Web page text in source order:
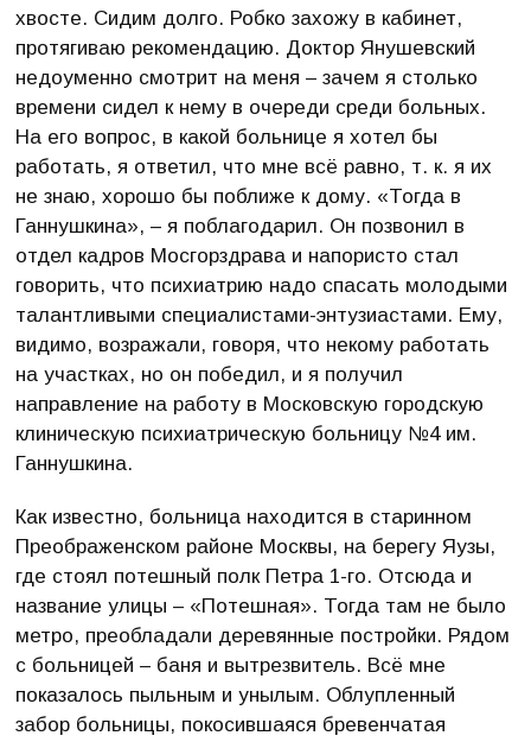
хвосте. Сидим долго. Робко захожу в кабинет,
протягиваю рекомендацию. Доктор Янушевский
недоуменно смотрит на меня – зачем я столько
времени сидел к нему в очереди среди больных.
На его вопрос, в какой больнице я хотел бы
работать, я ответил, что мне всё равно, т. к. я их
не знаю, хорошо бы поближе к дому. «Тогда в
Ганнушкина», – я поблагодарил. Он позвонил в
отдел кадров Мосгорздрава и напористо стал
говорить, что психиатрию надо спасать молодыми
талантливыми специалистами-энтузиастами. Ему,
видимо, возражали, говоря, что некому работать
на участках, но он победил, и я получил
направление на работу в Московскую городскую
клиническую психиатрическую больницу №4 им.
Ганнушкина.
Как известно, больница находится в старинном
Преображенском районе Москвы, на берегу Яузы,
где стоял потешный полк Петра 1-го. Отсюда и
название улицы – «Потешная». Тогда там не было
метро, преобладали деревянные постройки. Рядом
с больницей – баня и вытрезвитель. Всё мне
показалось пыльным и унылым. Облупленный
забор больницы, покосившаяся бревенчатая